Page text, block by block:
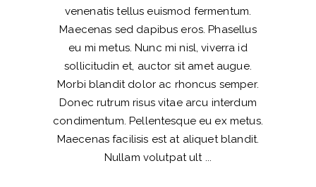
venenatis tellus euismod fermentum.
Maecenas sed dapibus eros. Phasellus
eu mi metus. Nunc mi nisl, viverra id
sollicitudin et, auctor sit amet augue.
Morbi blandit dolor ac rhoncus semper.
Donec rutrum risus vitae arcu interdum
condimentum. Pellentesque eu ex metus.
Maecenas facilisis est at aliquet blandit.
Nullam volutpat ult